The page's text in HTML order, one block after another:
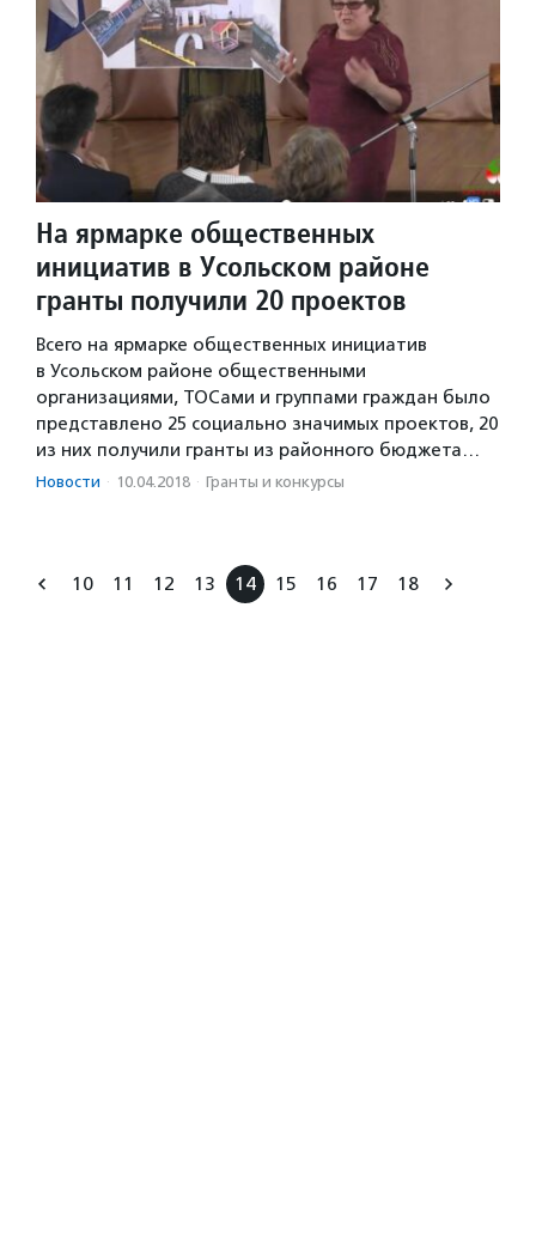
На ярмарке общественных
инициатив в Усольском районе
гранты получили 20 проектов
Всего на ярмарке общественных инициатив
в Усольском районе общественными
организациями, ТОСами и группами граждан было
представлено 25 социально значимых проектов, 20
из них получили гранты из районного бюджета…
Новости · 10.04.2018 · Гранты и конкурсы
10 11 12 13 14 15 16 17 18